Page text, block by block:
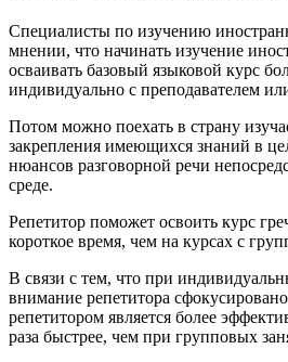
Специалисты по изучению
мнении, что начинать изучение
осваивать базовый языковой курс
индивидуально с преподавателем
Потом можно поехать в страну
закрепления имеющихся знаний в
нюансов разговорной речи
среде.
Репетитор поможет освоить курс
короткое время, чем на курсах с
В связи с тем, что при
внимание репетитора
репетитором является более
раза быстрее, чем при групповых